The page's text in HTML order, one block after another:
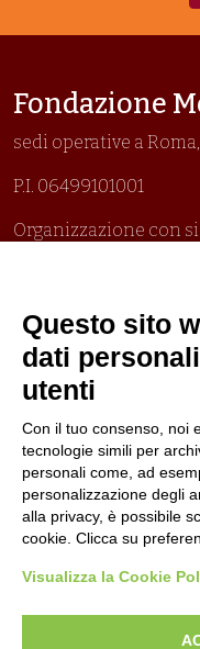
Fondazione
sedi operative a
P.I. 06499101001
Organizzazione con
Politica per la parità di
Politica antibullismo
Piè di pagina
Contatti
Lavora con noi
Questo sito
dati
utenti
Con il tuo consenso, noi
tecnologie simili per
personali come, ad
personalizzazione degli
alla privacy, è possibile
cookie. Clicca su
Visualizza la Cookie